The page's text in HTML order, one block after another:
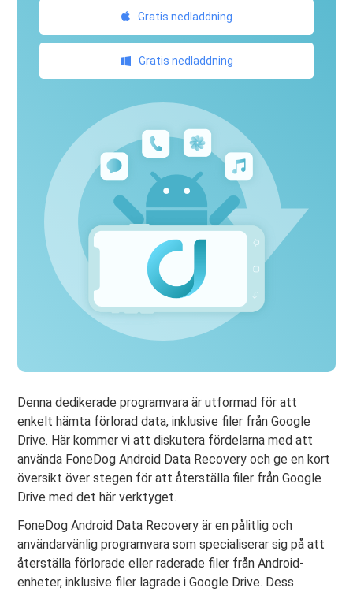
Gratis nedladdning
Gratis nedladdning
Denna dedikerade programvara är utformad för att
enkelt hämta förlorad data, inklusive filer från Google
Drive. Här kommer vi att diskutera fördelarna med att
använda FoneDog Android Data Recovery och ge en kort
översikt över stegen för att återställa filer från Google
Drive med det här verktyget.
FoneDog Android Data Recovery är en pålitlig och
användarvänlig programvara som specialiserar sig på att
återställa förlorade eller raderade filer från Android-
enheter, inklusive filer lagrade i Google Drive. Dess